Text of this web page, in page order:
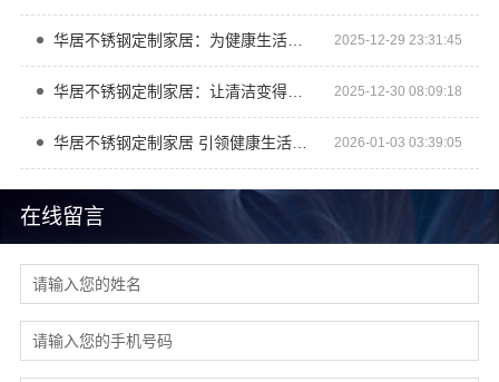
在线留言
华居不锈钢定制家居：为健康生活保驾护航 2025-12-29 23:31:45
华居不锈钢定制家居：让清洁变得轻松简单 2025-12-30 08:09:18
华居不锈钢定制家居 引领健康生活新潮流 2026-01-03 03:39:05